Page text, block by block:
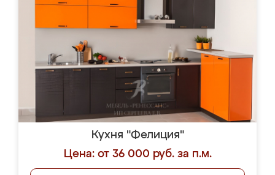
Кухня "Фелиция"
Цена: от 36 000 руб. за п.м.